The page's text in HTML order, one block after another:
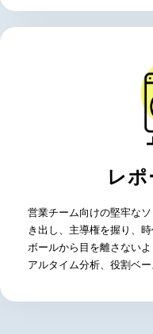
レ
営業チーム向けの堅牢な
き出し、主導権を握り、
ボールから目を離さない
アルタイム分析、役割ベ